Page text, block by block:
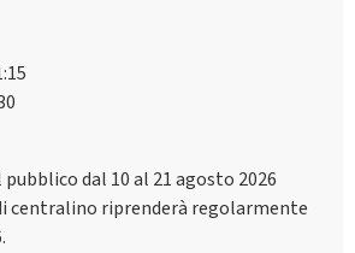
dal 10 al 21 agosto 2026
centralino riprenderà regolarmente